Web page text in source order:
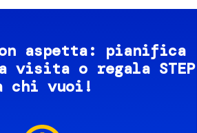
aspetta: pianifica
visita o regala STEP
chi vuoi!